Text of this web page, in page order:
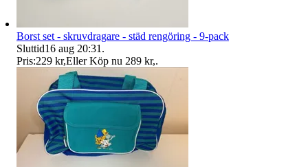
Borst set - skruvdragare - städ rengöring - 9-pack
Sluttid16 aug 20:31 .
Pris:229 kr,Eller Köp nu 289 kr,.